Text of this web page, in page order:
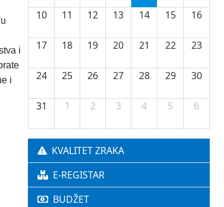
i
i
10 11 12 13 14 15 16
17 18 19 20 21 22 23
24 25 26 27 28 29 30
31 1 2 3 4 5 6
KVALITET ZRAKA
E-REGISTAR
BUDŽET